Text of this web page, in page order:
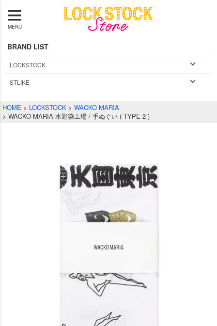
MENU
BRAND LIST
LOCKSTOCK
STLIKE
HOME LOCKSTOCK
WACKO MARIA
WACKO MARIA 水野染工場 / 手ぬぐい ( TYPE-2 )